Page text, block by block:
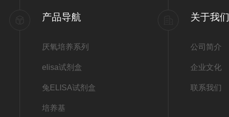
产品导航
厌氧培养系列
elisa试剂盒
兔ELISA试剂盒
培养基
关于我们
公司简介
企业文化
联系我们